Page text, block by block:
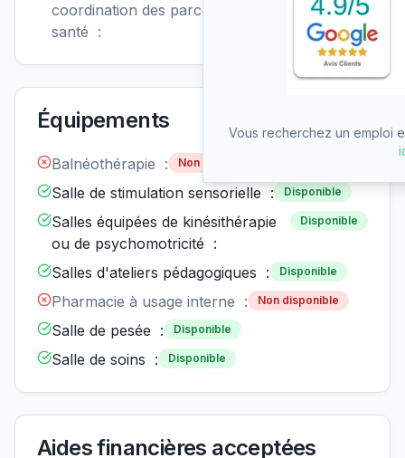
coordination des parcours de
santé :
Équipements
Balnéothérapie : Non disponible
Salle de stimulation sensorielle : Disponible
Salles équipées de kinésithérapie
ou de psychomotricité :
Disponible
Salles d'ateliers pédagogiques : Disponible
Pharmacie à usage interne : Non disponible
Salle de pesée : Disponible
Salle de soins : Disponible
Aides financières acceptées
Vous recherchez un emploi